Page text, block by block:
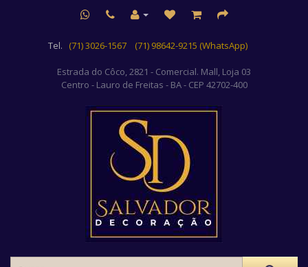
Tel. (71) 3026-1567 (71) 98642-9215 (WhatsApp)
Estrada do Côco, 2821 - Comercial. Mall, Loja 03
Centro - Lauro de Freitas - BA - CEP 42702-400